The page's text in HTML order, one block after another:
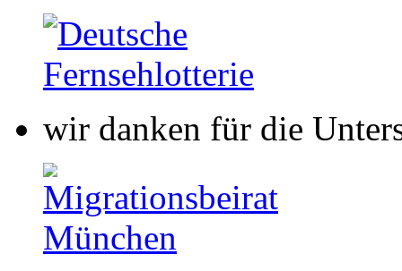
wir danken für die